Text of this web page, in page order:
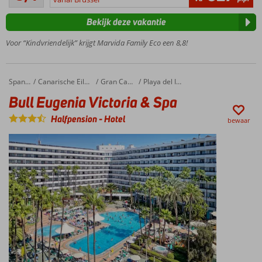
Direct aan de
Middellandse
Groene tuin
meerdere
het
strand
beoordelingen
Voor “Kindvriendelijk” krijgt Marvida Family Eco een 8,8!
Bekijk deze vakantie
Home Spanje Canarische Eilanden Gran Canaria Playa del Ingles
Bull Eugenia Victoria & Spa
Bull Eugenia Victoria & Spa
Halfpension-Hotel bewaar